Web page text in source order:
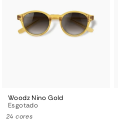
Woodz Nino Gold
Esgotado
24 cores